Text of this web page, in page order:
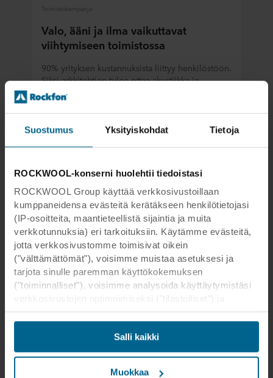
Suostumus Yksityiskohdat Tietoja
ROCKWOOL-konserni huolehtii tiedoistasi
ROCKWOOL Group käyttää verkkosivustoillaan
kumppaneidensa evästeitä kerätäkseen henkilötietojasi
(IP-osoitteita, maantieteellistä sijaintia ja muita
verkkotunnuksia) eri tarkoituksiin. Käytämme evästeitä,
jotta verkkosivustomme toimisivat oikein
("välttämättömät"), voisimme muistaa asetuksesi ja
tarjota sinulle paremman käyttökokemuksen
("toiminnalliset"), voisimme analysoida käyttäytymistäsi
kohdistaaksemme sisältömme ja mainoksemme
sosiaalisessa mediassa sekä ulkoisissa
verkkosivustoissa perustuen käyttäytymiseesi
verkkosivustoillamme ("markkinointi"). Tietoja
Salli kaikki
Muokkaa
Toimistokampanja
Valo, ääni ja ilma vaikuttavat
viihtymiseen toimistossa
90% yrityksen kustannuksista liittyy henkilöstöön.
Siksi arkkitehtien tulee ottaa akustiikka ja
sisäilmasto huomioon jo suunnittelutyön
alkuvaiheessa. Kun jatkat lukemista, huomaat,
miten varmistat paremman sisäilmaston
Rockfonin ratkaisujen avulla.
11 kesäk. 2020
Miksi valon heijastuminen kannattaa